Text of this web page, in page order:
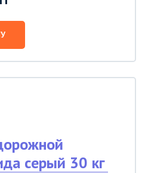
серый 30 кг